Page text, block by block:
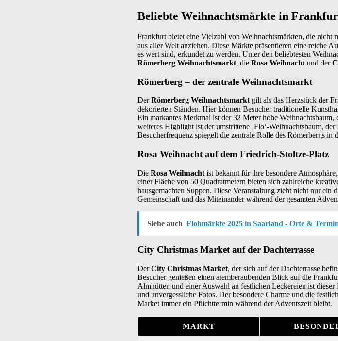
Beliebte Weihnachtsmärkte in
Frankfurt bietet eine Vielzahl von Weihnachtsmärkten, die nicht
aus aller Welt anziehen. Diese Märkte präsentieren eine reiche
es wert sind, erkundet zu werden. Unter den beliebtesten
Römerberg Weihnachtsmarkt, die Rosa Weihnacht und der
Römerberg – der zentrale Weihnachtsmarkt
DerRömerberg Weihnachtsmarkt gilt als das Herzstück der
dekorierten Ständen. Hier können Besucher traditionelle
Ein markantes Merkmal ist der 32 Meter hohe
weiteres Highlight ist der umstrittene ‚Flo‘-Weihnachtsbaum,
Besucherfrequenz spiegelt die zentrale Rolle des Römerbergs
Rosa Weihnacht auf dem Friedrich-Stoltze-Platz
Die Rosa Weihnacht ist bekannt für ihre besondere
einer Fläche von 50 Quadratmetern bieten sich zahlreiche
hausgemachten Suppen. Diese Veranstaltung zieht nicht nur ein
Gemeinschaft und das Miteinander während der gesamten
Siehe auch Flohmärkte 2025 in Saarland - Orte &
City Christmas Market auf der Dachterrasse
DerCity Christmas Market, der sich auf der Dachterrasse
Besucher genießen einen atemberaubenden Blick auf die
Almhütten und einer Auswahl an festlichen Leckereien ist
und unvergessliche Fotos. Der besondere Charme und die
Market immer ein Pflichttermin während der Adventszeit bleibt.
MARKT